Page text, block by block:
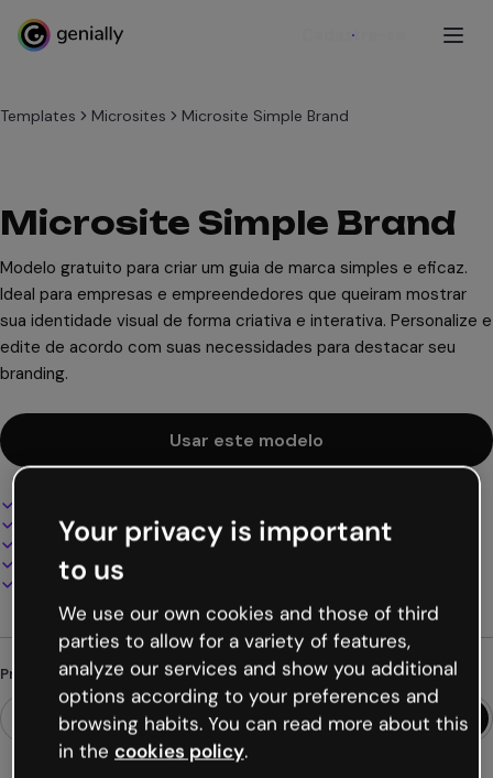
Cadastre-se
Templates Microsites Microsite Simple Brand
Microsite Simple Brand
Modelo gratuito para criar um guia de marca simples e eficaz.
Ideal para empresas e empreendedores que queiram mostrar
sua identidade visual de forma criativa e interativa. Personalize e
edite de acordo com suas necessidades para destacar seu
branding.
Usar este modelo
100% personalizável
Adicione áudio, vídeo e multimídia
Apresente, compartilhe ou publique online
Baixe em PDF, MP4 e outros formatos
Procurando algo diferente?
Your privacy is important
to us
We use our own cookies and those of third
parties to allow for a variety of features,
analyze our services and show you additional
options according to your preferences and
browsing habits. You can read more about this
in the cookies policy.